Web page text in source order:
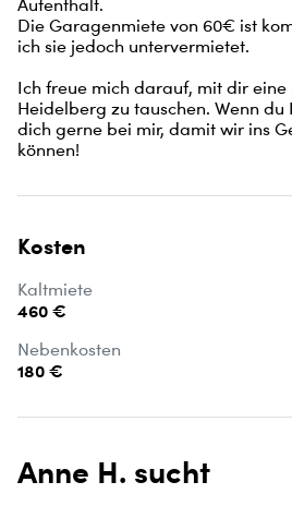
Aufenthalt.
Die Garagenmiete von 60€ ist
ich sie jedoch untervermietet.
Ich freue mich darauf, mit dir eine
Heidelberg zu tauschen. Wenn du
dich gerne bei mir, damit wir ins
können!
Kosten
Kaltmiete
460 €
Nebenkosten
180 €
Anne H. sucht